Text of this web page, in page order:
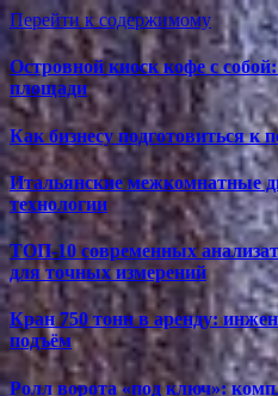
Перейти к содержимому
Островной киоск кофе с
площади
Как бизнесу подготовиться к
Итальянские межкомнатные
технологии
ТОП-10 современных
для точных измерений
Кран 750 тонн в аренду:
подъём
Ролл ворота «под ключ»: